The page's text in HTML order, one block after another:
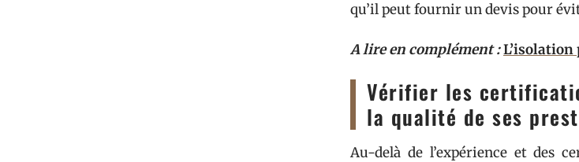
qu’il peut fournir un devis pour
A lire en complément :L’isolation
Vérifier les
la qualité de ses
Au-delà de l’expérience et des